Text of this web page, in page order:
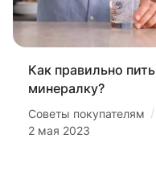
Как правильно пить
минералку?
Советы покупателям /
2 мая 2023